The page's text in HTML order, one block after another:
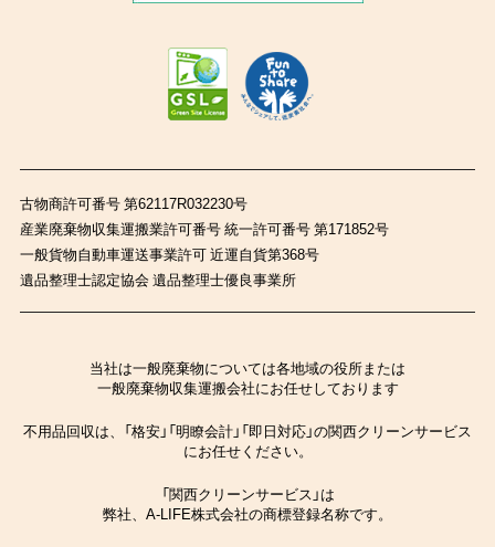
古物商許可番号 第62117R032230号
産業廃棄物収集運搬業許可番号 統一許可番号 第171852号
一般貨物自動車運送事業許可 近運自貨第368号
遺品整理士認定協会 遺品整理士優良事業所
当社は一般廃棄物については各地域の役所または
一般廃棄物収集運搬会社にお任せしております
不用品回収は、「格安」「明瞭会計」「即日対応」の関西クリーンサービス
にお任せください。
「関西クリーンサービス」は
弊社、A-LIFE株式会社の商標登録名称です。